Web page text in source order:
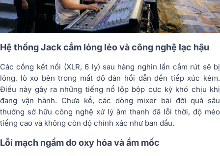
Hệ thống Jack cắm lỏng lẻo và công nghệ lạc hậu
Các cổng kết nối (XLR, 6 ly) sau hàng nghìn lần cắm rút sẽ bị
lỏng, lò xo bên trong mất độ đàn hồi dẫn đến tiếp xúc kém.
Điều này gây ra những tiếng nổ lộp bộp cực kỳ khó chịu khi
đang vận hành. Chưa kể, các dòng mixer bãi đời quá sâu
thường sở hữu công nghệ xử lý âm thanh đã lỗi thời, độ méo
tiếng cao và không còn độ chính xác như ban đầu.
Lỗi mạch ngầm do oxy hóa và ẩm mốc